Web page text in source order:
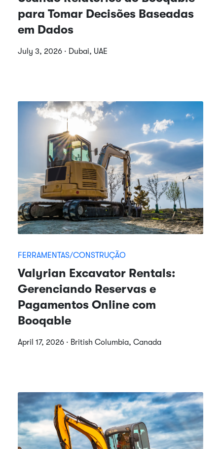
para Tomar Decisões Baseadas
em Dados
July 3, 2026 · Dubai, UAE
FERRAMENTAS/CONSTRUÇÃO
Valyrian Excavator Rentals:
Gerenciando Reservas e
Pagamentos Online com
Booqable
April 17, 2026 · British Columbia, Canada